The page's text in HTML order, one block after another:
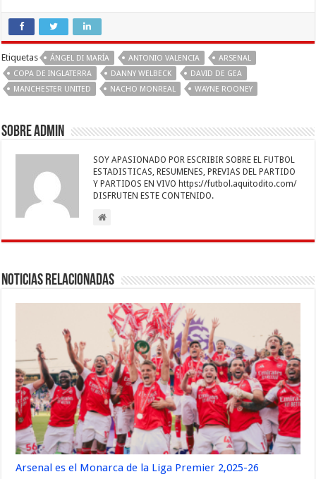
e
b
o
o
k
tt
er
at
sA
p
p
l
e
dI
n
n
g
er
gr
a
m
p
ar
ti
r
Etiquetas ÁNGEL DI MARÍA ANTONIO VALENCIA
ARSENAL
COPA DE INGLATERRA
DANNY WELBECK
DAVID DE GEA
MANCHESTER UNITED
NACHO MONREAL WAYNE ROONEY
Sobre admin
SOY APASIONADO POR ESCRIBIR SOBRE EL FUTBOL
ESTADISTICAS, RESUMENES, PREVIAS DEL PARTIDO
Y PARTIDOS EN VIVO https://futbol.aquitodito.com/
DISFRUTEN ESTE CONTENIDO.
Noticias Relacionadas
Arsenal es el Monarca de la Liga Premier 2,025-26